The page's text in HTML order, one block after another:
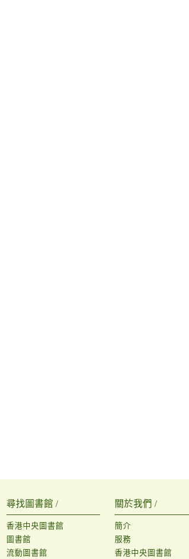
尋找圖書館 /
香港中央圖書館
圖書館
流動圖書館
關於我們 /
簡介
服務
香港中央圖書館